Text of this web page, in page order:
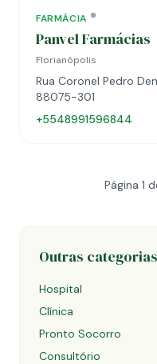
FARMÁCIA
Panvel Farmácias
Florianópolis
Rua Coronel Pedro
88075-301
+5548991596844
Página 1
Outras
Hospital
Clínica
Pronto Socorro
Consultório